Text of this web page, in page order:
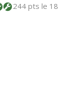
244 ptsle 18